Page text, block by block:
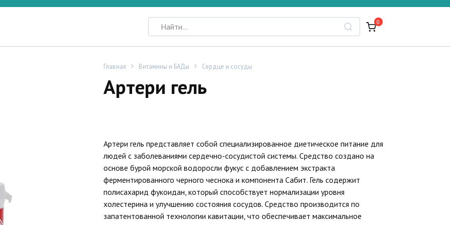
Search
for:
0
Главная Витамины и БАДы Сердце и сосуды
Артери гель
Артери гель представляет собой специализированное диетическое питание для
людей с заболеваниями сердечно-сосудистой системы. Средство создано на
основе бурой морской водоросли фукус с добавлением экстракта
ферментированного черного чеснока и компонента Сабит. Гель содержит
полисахарид фукоидан, который способствует нормализации уровня
холестерина и улучшению состояния сосудов. Средство производится по
запатентованной технологии кавитации, что обеспечивает максимальное